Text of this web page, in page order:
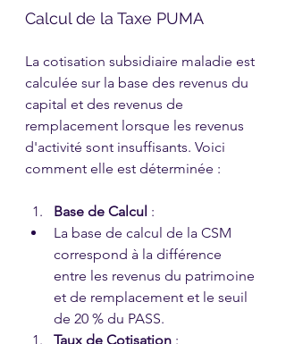
Calcul de la Taxe PUMA
La cotisation subsidiaire maladie est
calculée sur la base des revenus du
capital et des revenus de
remplacement lorsque les revenus
d'activité sont insuffisants. Voici
comment elle est déterminée :
Base de Calcul :
La base de calcul de la CSM
correspond à la différence
entre les revenus du patrimoine
et de remplacement et le seuil
de 20 % du PASS.
Taux de Cotisation :